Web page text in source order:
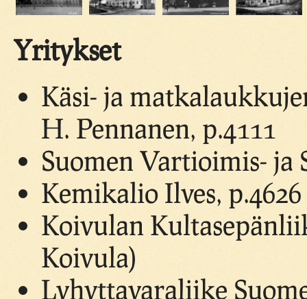
Yritykset
Käsi- ja
H. Pennanen, p.4111
Suomen Vartioimis- ja
Kemikalio Ilves, p.4626
Koivulan
Koivula)
Lyhyttavaraliike